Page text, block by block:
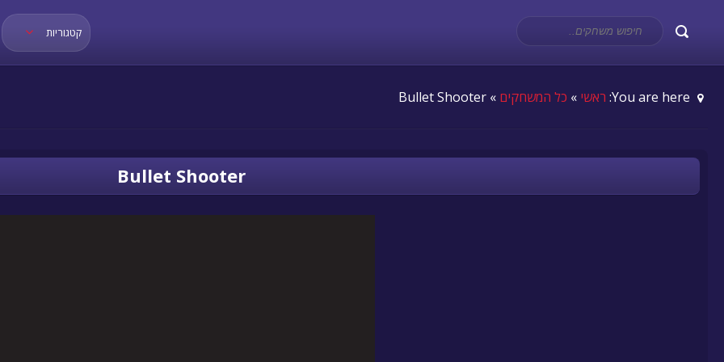
קטגוריות
ראשי » כל המשחקים » Bullet Shooter
Bullet Shooter